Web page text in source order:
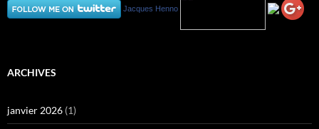
Jacques Henno
ARCHIVES
janvier 2026 (1)